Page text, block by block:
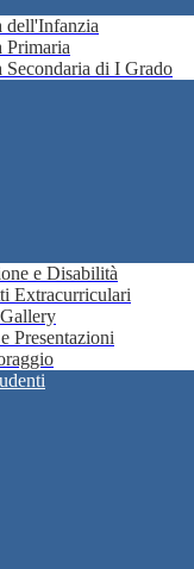
dell'Infanzia
Primaria
Secondaria di I Grado
e Disabilità
Extracurriculari
Presentazioni